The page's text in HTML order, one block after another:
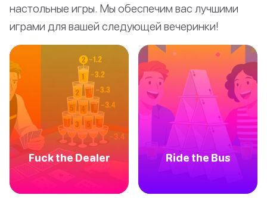
настольные игры. Мы обеспечим вас лучшими
играми для вашей следующей вечеринки!
Fuck the Dealer Ride the Bus